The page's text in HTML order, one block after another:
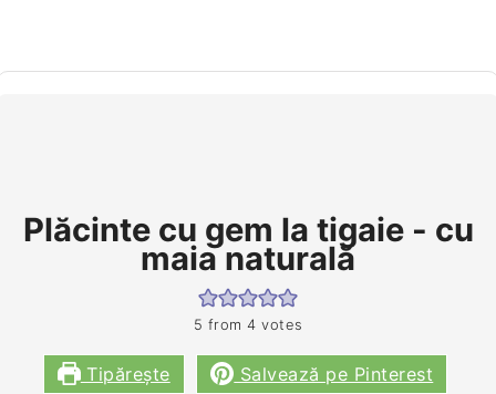
Plăcinte cu gem la tigaie - cu
maia naturală
5 from 4 votes
Tipărește Salvează pe Pinterest